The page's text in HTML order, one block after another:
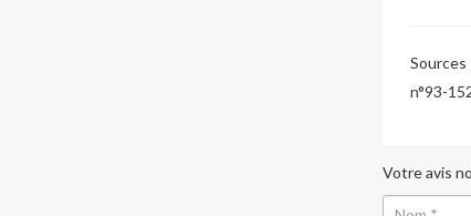
Sources
n°93-
Votre avis